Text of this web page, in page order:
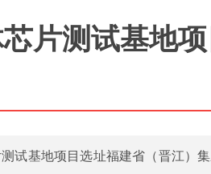
片测试基地
试基地项目选址福建省（晋江）